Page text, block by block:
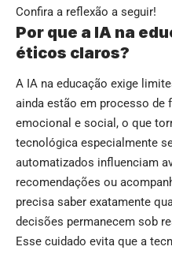
Confira a reflexão a seguir!
Por que a IA na
éticos claros?
A IA na educação exige
ainda estão em processo de
emocional e social, o que
tecnológica especialmente
automatizados influenciam
recomendações ou
precisa saber exatamente
decisões permanecem sob
Esse cuidado evita que a